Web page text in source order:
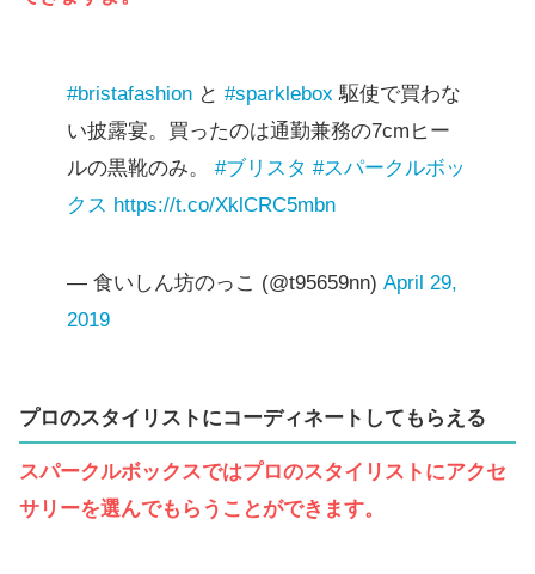
#bristafashion と #sparklebox 駆使で買わな
い披露宴。買ったのは通勤兼務の7cmヒー
ルの黒靴のみ。 #ブリスタ #スパークルボッ
クス https://t.co/XklCRC5mbn
— 食いしん坊のっこ (@t95659nn) April 29,
2019
プロのスタイリストにコーディネートしてもらえる
スパークルボックスではプロのスタイリストにアクセ
サリーを選んでもらうことができます。